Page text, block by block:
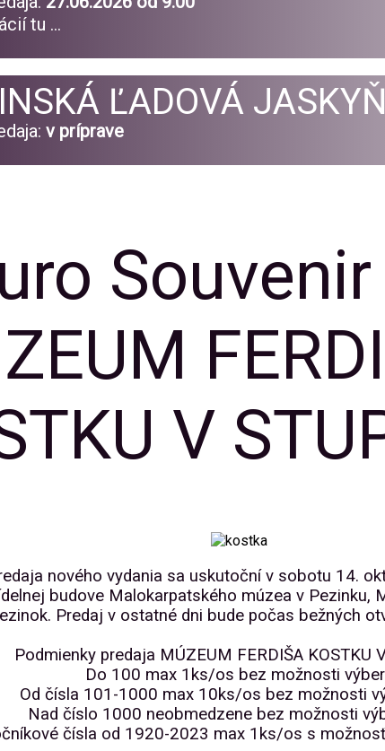
tu ...
ĽADOVÁ
v príprave
Souvenir
V
nového vydania sa uskutoční v sobotu 14.
budove Malokarpatského múzea v Pezinku,
Predaj v ostatné dni bude počas bežných
Podmienky predaja MÚZEUM FERDIŠA KOSTKU
Do 100 max 1ks/os bez možnosti
Od čísla 101-1000 max 10ks/os bez možnosti
Nad číslo 1000 neobmedzene bez možnosti
čísla od 1920-2023 max 1ks/os s